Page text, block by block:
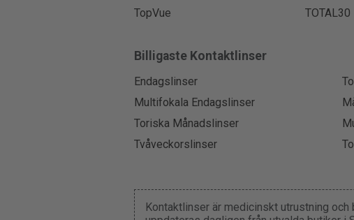
TopVue
TOTAL30
Billigaste Kontaktlinser
Endagslinser
Multifokala Endagslinser
Toriska Månadslinser
Tvåveckorslinser
Kontaktlinser är medicinskt utrustning